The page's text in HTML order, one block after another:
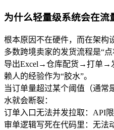
为什么轻量级系统会在流
根本原因不在硬件，而在架构
多数跨境卖家的发货流程是“
导出Excel→仓库配货→打单→
赖人的经验作为“胶水”。
当订单量超过某个阈值（通常
水就会断裂：
订单入口无法并发拉取：API
审单逻辑写死在代码里：无法